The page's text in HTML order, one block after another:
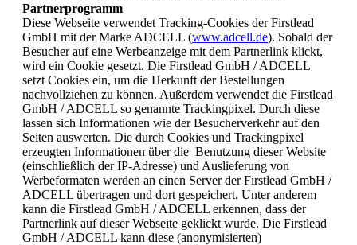
Partnerprogramm
Diese Webseite verwendet Tracking-Cookies der Firstlead
GmbH mit der Marke ADCELL (www.adcell.de). Sobald der
Besucher auf eine Werbeanzeige mit dem Partnerlink klickt,
wird ein Cookie gesetzt. Die Firstlead GmbH / ADCELL
setzt Cookies ein, um die Herkunft der Bestellungen
nachvollziehen zu können. Außerdem verwendet die Firstlead
GmbH / ADCELL so genannte Trackingpixel. Durch diese
lassen sich Informationen wie der Besucherverkehr auf den
Seiten auswerten. Die durch Cookies und Trackingpixel
erzeugten Informationen über die Benutzung dieser Website
(einschließlich der IP-Adresse) und Auslieferung von
Werbeformaten werden an einen Server der Firstlead GmbH /
ADCELL übertragen und dort gespeichert. Unter anderem
kann die Firstlead GmbH / ADCELL erkennen, dass der
Partnerlink auf dieser Webseite geklickt wurde. Die Firstlead
GmbH / ADCELL kann diese (anonymisierten)